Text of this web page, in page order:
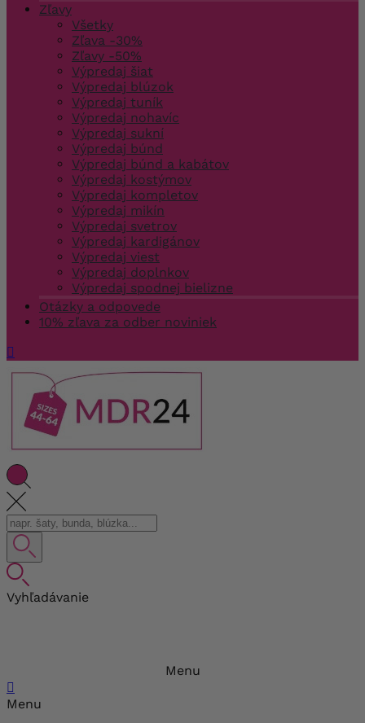
Zľavy
Všetky
Zľava -30%
Zľavy -50%
Výpredaj šiat
Výpredaj blúzok
Výpredaj tuník
Výpredaj nohavíc
Výpredaj sukní
Výpredaj búnd
Výpredaj búnd a kabátov
Výpredaj kostýmov
Výpredaj kompletov
Výpredaj mikín
Výpredaj svetrov
Výpredaj kardigánov
Výpredaj viest
Výpredaj doplnkov
Výpredaj spodnej bielizne
Otázky a odpovede
10% zľava za odber noviniek

Vyhľadávanie
Menu

Menu